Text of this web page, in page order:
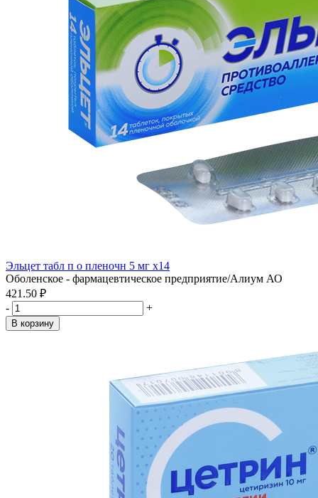
Эльцет табл п о пленочн 5 мг x14
Оболенское - фармацевтическое предприятие/Алиум АО
421.50 ₽
-
+
В корзину